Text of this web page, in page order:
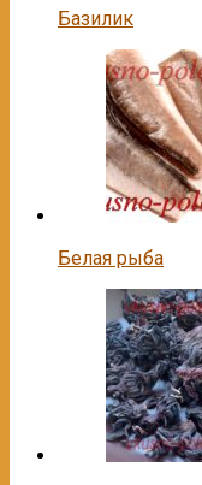
Базилик
Белая рыба